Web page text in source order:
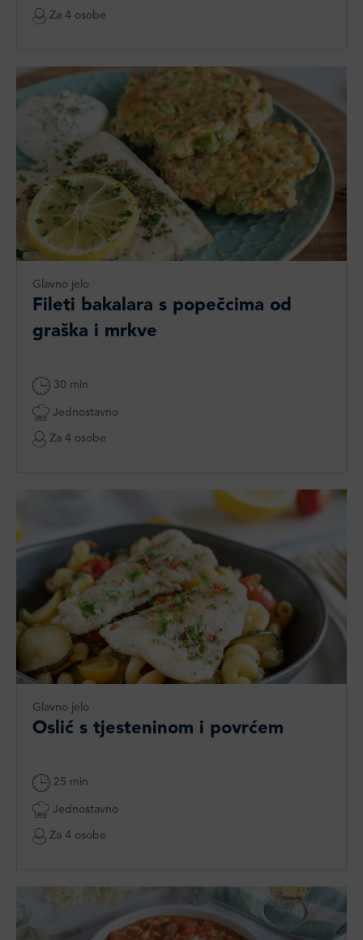
Za 4 osobe
Glavno jelo
Fileti bakalara s popečcima od
graška i mrkve
30 min
Jednostavno
Za 4 osobe
Glavno jelo
Oslić s tjesteninom i povrćem
25 min
Jednostavno
Za 4 osobe